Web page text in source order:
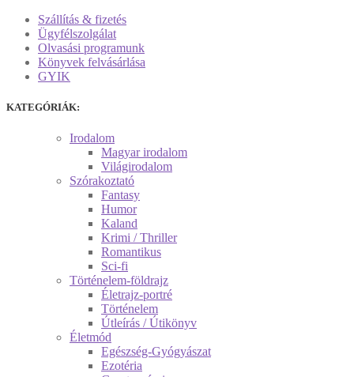
Szállítás & fizetés
Ügyfélszolgálat
Olvasási programunk
Könyvek felvásárlása
GYIK
KATEGÓRIÁK:
Irodalom
Magyar irodalom
Világirodalom
Szórakoztató
Fantasy
Humor
Kaland
Krimi / Thriller
Romantikus
Sci-fi
Történelem-földrajz
Életrajz-portré
Történelem
Útleírás / Útikönyv
Életmód
Egészség-Gyógyászat
Ezotéria